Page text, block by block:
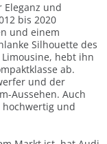
Eleganz und
bis 2020
und einem
Silhouette des
hebt ihn
ab.
und der
Aussehen. Auch
und